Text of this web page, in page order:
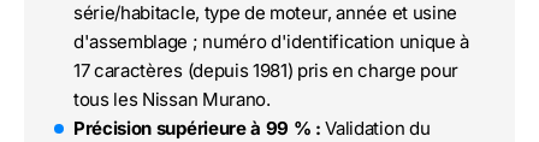
série/habitacle, type de moteur, année et usine
d'assemblage ; numéro d'identification unique à
17 caractères (depuis 1981) pris en charge pour
tous les Nissan Murano.
Précision supérieure à 99 % : Validation du